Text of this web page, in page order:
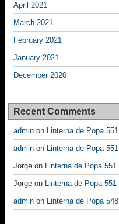
April 2021
March 2021
February 2021
January 2021
December 2020
Recent Comments
admin on Linterna de Popa 551
admin on Linterna de Popa 551
Jorge on Linterna de Popa 551
Jorge on Linterna de Popa 551
admin on Linterna de Popa 548